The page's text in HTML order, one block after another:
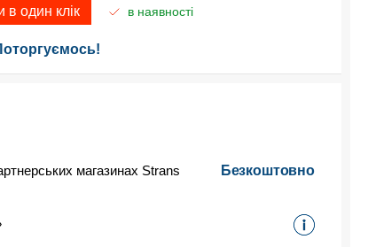
в один клік в наявності
магазинах Strans Безкоштовно